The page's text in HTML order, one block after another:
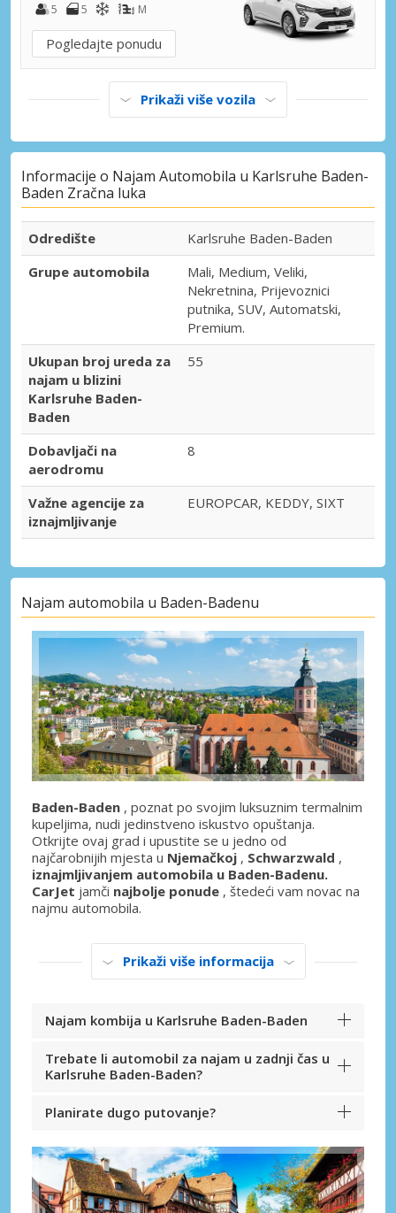
5
5 M
Pogledajte ponudu
Prikaži više vozila
Informacije o Najam Automobila u Karlsruhe Baden-
Baden Zračna luka
Odredište
Karlsruhe Baden-Baden
Grupe automobila
Mali, Medium, Veliki,
Nekretnina, Prijevoznici
putnika, SUV, Automatski,
Premium.
Ukupan broj ureda za
najam u blizini
Karlsruhe Baden-
Baden
55
Dobavljači na
aerodromu
8
Važne agencije za
iznajmljivanje
EUROPCAR, KEDDY, SIXT
Najam automobila u Baden-Badenu
Baden-Baden , poznat po svojim luksuznim termalnim
kupeljima, nudi jedinstveno iskustvo opuštanja.
Otkrijte ovaj grad i upustite se u jedno od
najčarobnijih mjesta u Njemačkoj , Schwarzwald ,
iznajmljivanjem automobila u Baden-Badenu.
CarJet jamči najbolje ponude , štedeći vam novac na
najmu automobila.
Prikaži više informacija
Najam kombija u Karlsruhe Baden-Baden
Trebate li automobil za najam u zadnji čas u
Karlsruhe Baden-Baden?
Planirate dugo putovanje?